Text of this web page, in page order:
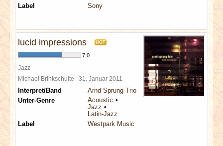
Label
Sony
lucid impressions HOT
7,0
Jazz
Michael Brinkschulte 31. Januar 2011
Interpret/Band
Arnd Sprung Trio
Unter-Genre
Acoustic
Jazz
Latin-Jazz
Label
Westpark Music